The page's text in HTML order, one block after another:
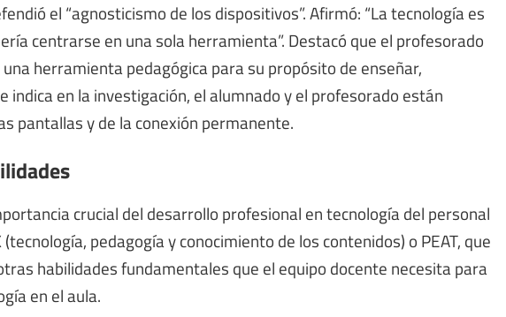
el “agnosticismo de los dispositivos”. Afirmó: “La tecnología es
centrarse en una sola herramienta”. Destacó que el profesorado
herramienta pedagógica para su propósito de enseñar,
indica en la investigación, el alumnado y el profesorado están
pantallas y de la conexión permanente.
crucial del desarrollo profesional en tecnología del personal
pedagogía y conocimiento de los contenidos) o PEAT, que
habilidades fundamentales que el equipo docente necesita para
en el aula.